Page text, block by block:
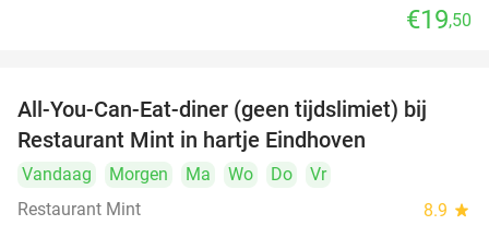
€19,50
14%
All-You-Can-Eat-diner (geen tijdslimiet) bij
Restaurant Mint in hartje Eindhoven
Vandaag Morgen Ma Wo Do
Vr
Restaurant Mint
8.9 star